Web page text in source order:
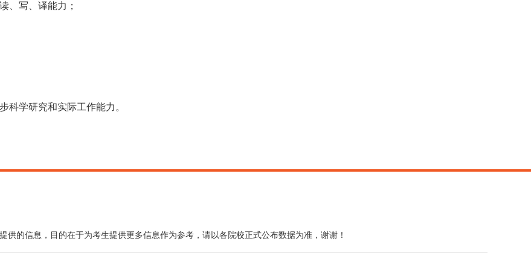
、写、译能力；
科学研究和实际工作能力。
的信息，目的在于为考生提供更多信息作为参考，请以各院校正式公布数据为准，谢谢！